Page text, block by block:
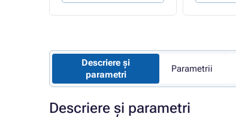
Descriere și
parametri
Parametrii
Descriere și parametri